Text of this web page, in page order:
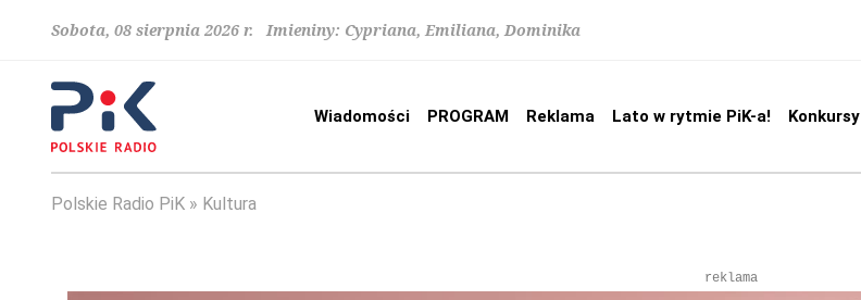
Sobota, 08 sierpnia 2026 r. Imieniny: Cypriana, Emiliana, Dominika
Wiadomości PROGRAM Reklama Lato w rytmie PiK-a! Konkursy
Polskie Radio PiK Kultura
reklama